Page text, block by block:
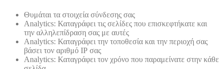
Θυμάται τα στοιχεία σύνδεσης σας
Analytics: Καταγράφει τις σελίδες που επισκεφτήκατε και
την αλληλεπίδραση σας με αυτές
Analytics: Καταγράφει την τοποθεσία και την περιοχή σας
βάσει τον αριθμό ΙΡ σας
Analytics: Καταγράφει τον χρόνο που παραμείνατε στην κάθε